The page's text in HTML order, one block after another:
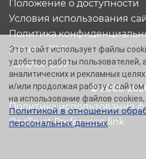
© 2005-
Положение о доступности
Условия использования
Политика
Каталог XML
Каталог CSV
Политика использования
OneTrust Preference link
Этот сайт использует файлы
удобство работы пользователей,
аналитических и рекламных
и/или продолжая работу с сайтом
на использование файлов
Политикой в отношении
персональных данных.